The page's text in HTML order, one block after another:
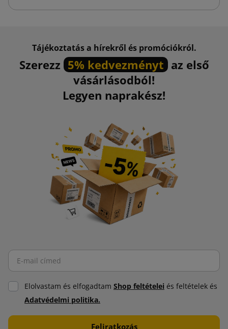
Tájékoztatás a hírekről és promóciókról.
Szerezz 5% kedvezményt az első
vásárlásodból!
Legyen naprakész!
Elolvastam és elfogadtam Shop feltételei és feltételek és
Adatvédelmi politika.